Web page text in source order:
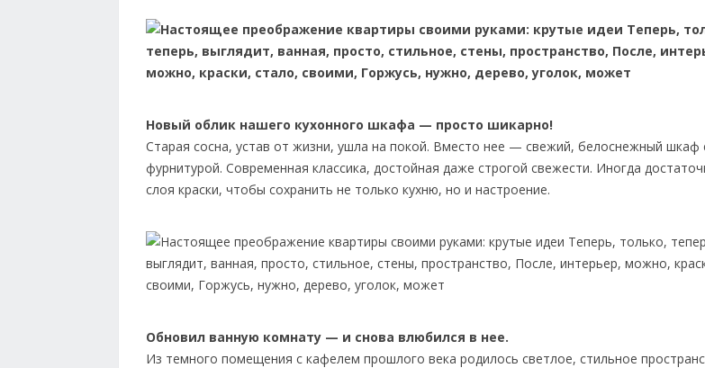
Новый облик нашего кухонного шкафа — просто шикарно!
Старая сосна, устав от жизни, ушла на покой. Вместо нее — свежий, белоснежный шкаф
фурнитурой. Современная классика, достойная даже строгой свежести. Иногда
слоя краски, чтобы сохранить не только кухню, но и настроение.
Обновил ванную комнату — и снова влюбился в нее.
Из темного помещения с кафелем прошлого века родилось светлое, стильное